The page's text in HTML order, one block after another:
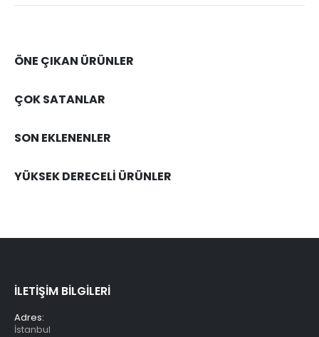
ÖNE ÇIKAN ÜRÜNLER
ÇOK SATANLAR
SON EKLENENLER
YÜKSEK DERECELİ ÜRÜNLER
İLETİŞİM BİLGİLERİ
Adres:
İstanbul